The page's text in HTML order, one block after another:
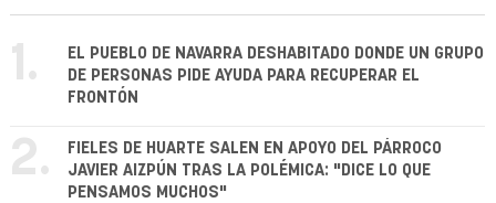
1.
EL PUEBLO DE NAVARRA DESHABITADO DONDE UN GRUPO
DE PERSONAS PIDE AYUDA PARA RECUPERAR EL
FRONTÓN
2.
FIELES DE HUARTE SALEN EN APOYO DEL PÁRROCO
JAVIER AIZPÚN TRAS LA POLÉMICA: "DICE LO QUE
PENSAMOS MUCHOS"